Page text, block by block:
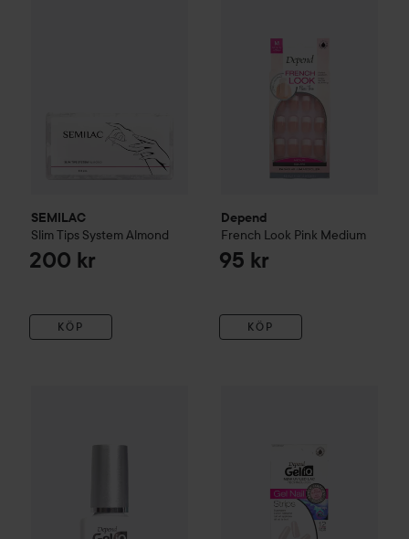
SEMILAC
Slim Tips SystemAlmond
200 kr
KÖP
Depend
French Look Pink Medium
95 kr
KÖP